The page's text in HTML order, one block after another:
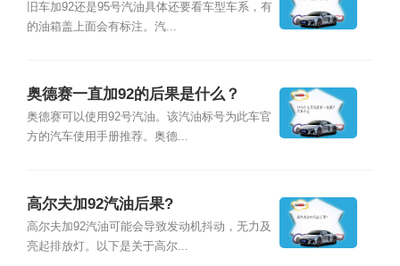
旧车加92还是95号汽油具体还要看车型车系，有
的油箱盖上面会有标注。汽...
奥德赛一直加92的后果是什么？
奥德赛可以使用92号汽油。该汽油标号为此车官
方的汽车使用手册推荐。奥德...
高尔夫加92汽油后果?
高尔夫加92汽油可能会导致发动机抖动，无力及
亮起排放灯。以下是关于高尔...